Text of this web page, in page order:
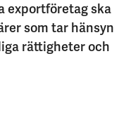
exportföretag ska
som tar hänsyn
rättigheter och